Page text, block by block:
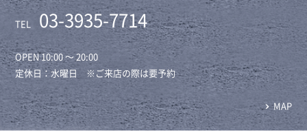
TEL 03-3935-7714
OPEN 10:00 ～ 20:00
定休日：水曜日 ※ご来店の際は要予約
MAP